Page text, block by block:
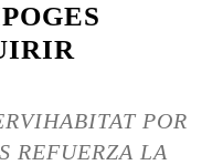
POR
REFUERZA LA